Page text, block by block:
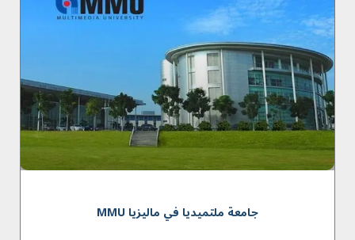
جامعة ملتميديا في ماليزيا MMU